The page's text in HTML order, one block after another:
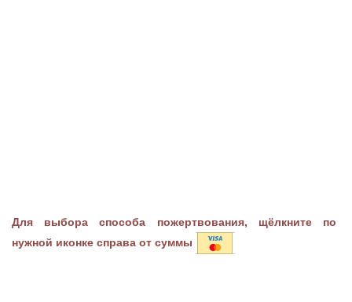
Для выбора способа пожертвования, щёлкните по
нужной иконке справа от суммы